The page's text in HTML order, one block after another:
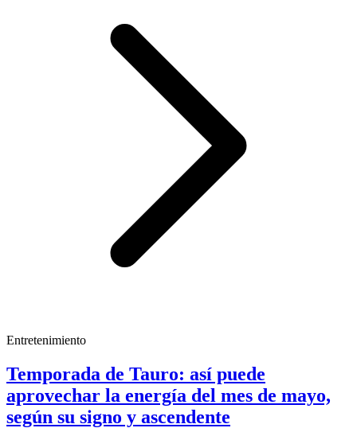
Entretenimiento
Temporada de Tauro: así puede
aprovechar la energía del mes de mayo,
según su signo y ascendente